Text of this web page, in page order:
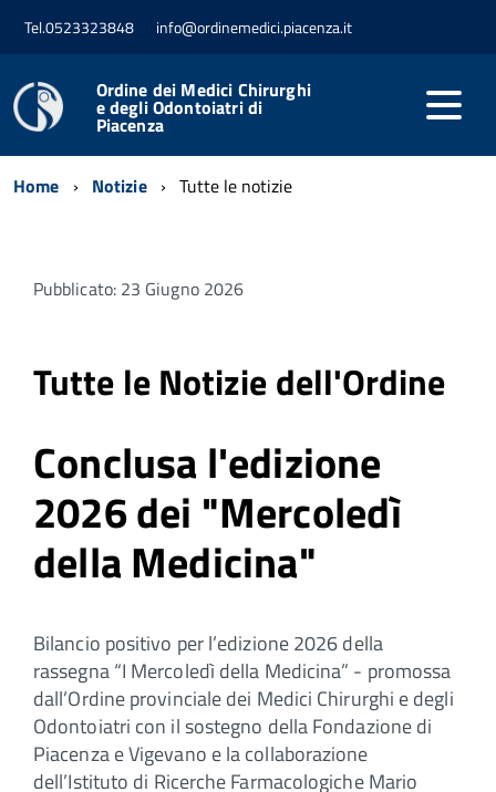
Tel.0523323848 info@ordinemedici.piacenza.it
Ordine dei Medici Chirurghi
e degli Odontoiatri di
Piacenza
Home Notizie Tutte le notizie
Pubblicato: 23 Giugno 2026
Tutte le Notizie dell'Ordine
Conclusa l'edizione
2026 dei "Mercoledì
della Medicina"
Bilancio positivo per l’edizione 2026 della
rassegna “I Mercoledì della Medicina” - promossa
dall’Ordine provinciale dei Medici Chirurghi e degli
Odontoiatri con il sostegno della Fondazione di
Piacenza e Vigevano e la collaborazione
dell’Istituto di Ricerche Farmacologiche Mario